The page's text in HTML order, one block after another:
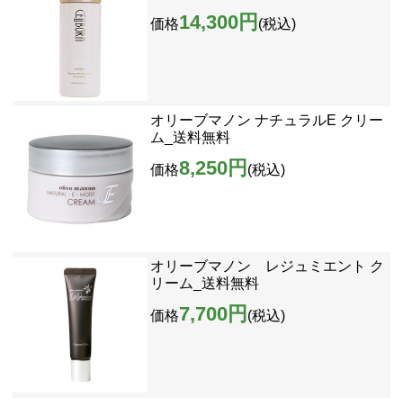
価格14,300円 (税込)
オリーブマノン ナチュラルE クリー
ム_送料無料
価格8,250円 (税込)
オリーブマノン レジュミエント ク
リーム_送料無料
価格7,700円 (税込)